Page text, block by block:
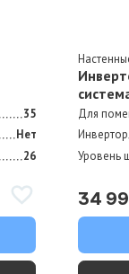
35
Нет
26
Для
Инвертор
Уровень
34